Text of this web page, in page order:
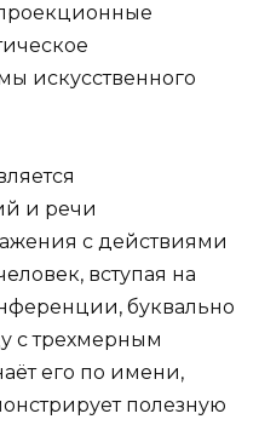
искусственного
и речи
с действиями
вступая на
буквально
с трехмерным
его по имени,
полезную